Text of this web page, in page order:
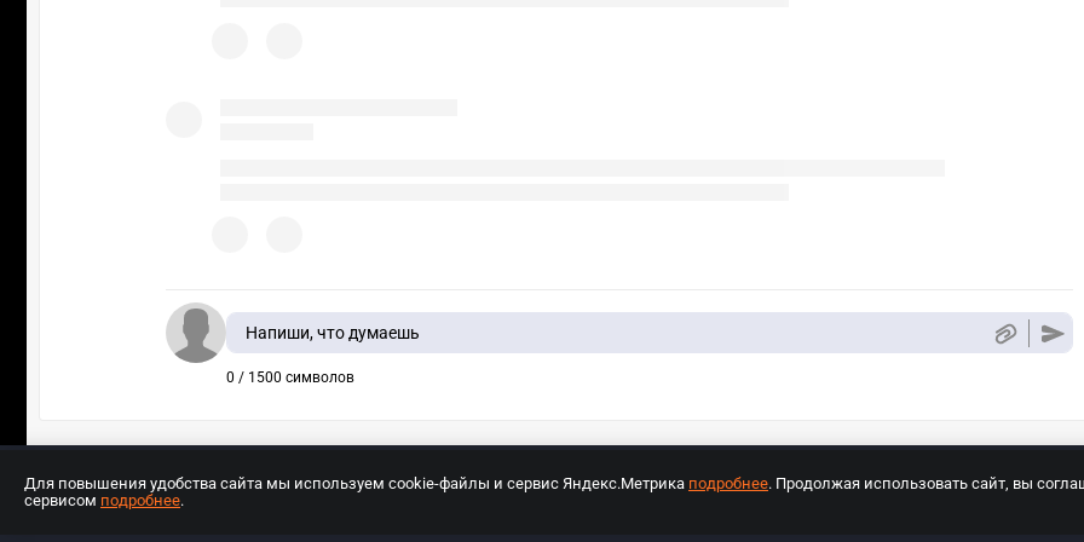
Напиши, что думаешь
0 / 1500 символов
Для повышения удобства сайта мы используем cookie-файлы и сервис Яндекс.Метрика подробнее. Продолжая использовать сайт, вы
сервисом подробнее.